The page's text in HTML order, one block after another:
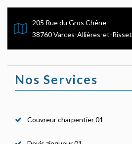
205 Rue du Gros Chêne
38760 Varces-Allières-et-Risset
Nos Services
Couvreur charpentier 01